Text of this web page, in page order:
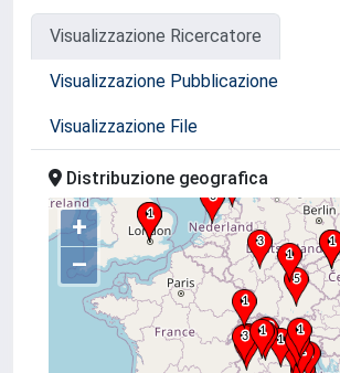
Visualizzazione Ricercatore
Visualizzazione Pubblicazione
Visualizzazione File
Distribuzione geografica
+
–